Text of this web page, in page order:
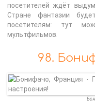
посетителей ждёт
Стране фантазии
посетителям: тут
мультфильмов.
98.